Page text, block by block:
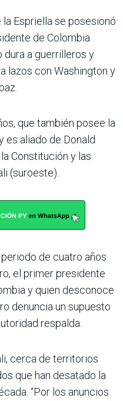
Espriella se posesionó
de Colombia
a guerrilleros y
lazos con Washington y
que también posee la
es aliado de Donald
Constitución y las
(suroeste).
de cuatro años
el primer presidente
y quien desconoce
denuncia un supuesto
respalda.
cerca de territorios
que han desatado la
“Por los anuncios